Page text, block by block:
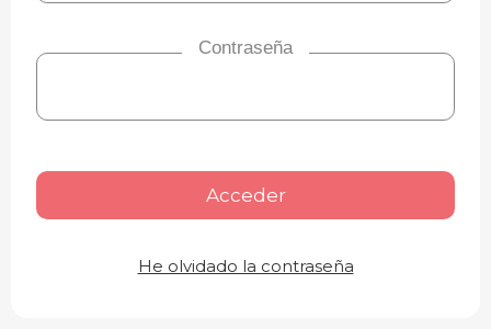
Contraseña
Acceder
He olvidado la contraseña